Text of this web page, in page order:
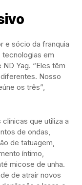
e sócio da franquia
tecnologias em
Yag. “Eles têm
Nosso
os três”,
que utiliza a
de ondas,
de tatuagem,
íntimo,
micose de unha.
de atrair novos